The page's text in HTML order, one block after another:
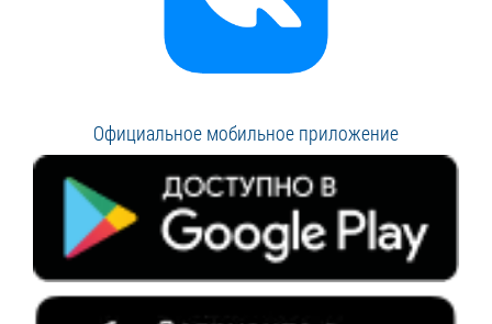
Официальное мобильное приложение